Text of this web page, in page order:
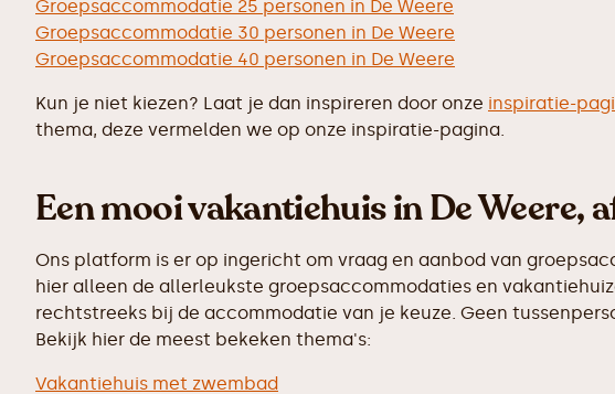
Groepsaccommodatie 25 personen in De Weere
Groepsaccommodatie 30 personen in De Weere
Groepsaccommodatie 40 personen in De Weere
Kun je niet kiezen? Laat je dan inspireren door onze inspiratie-
thema, deze vermelden we op onze inspiratie-pagina.
Een mooi vakantiehuis in De Weere,
Ons platform is er op ingericht om vraag en aanbod van
hier alleen de allerleukste groepsaccommodaties en
rechtstreeks bij de accommodatie van je keuze. Geen
Bekijk hier de meest bekeken thema's:
Vakantiehuis met zwembad